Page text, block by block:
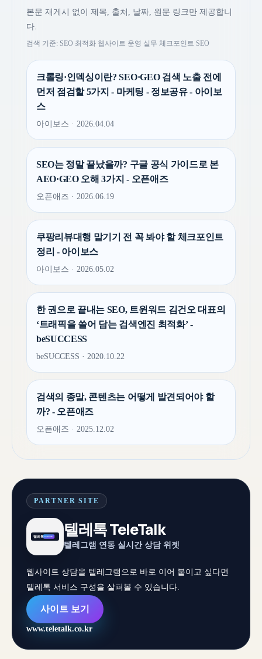
본문 재게시 없이 제목, 출처, 날짜, 원문 링크만 제공합니
다.
검색 기준: SEO 최적화 웹사이트 운영 실무 체크포인트 SEO
크롤링·인덱싱이란? SEO·GEO 검색 노출 전에
먼저 점검할 5가지 - 마케팅 - 정보공유 - 아이보
스
아이보스 · 2026.04.04
SEO는 정말 끝났을까? 구글 공식 가이드로 본
AEO·GEO 오해 3가지 - 오픈애즈
오픈애즈 · 2026.06.19
쿠팡리뷰대행 맡기기 전 꼭 봐야 할 체크포인트
정리 - 아이보스
아이보스 · 2026.05.02
한 권으로 끝내는 SEO, 트윈워드 김건오 대표의
‘트래픽을 쓸어 담는 검색엔진 최적화’ -
beSUCCESS
beSUCCESS · 2020.10.22
검색의 종말, 콘텐츠는 어떻게 발견되어야 할
까? - 오픈애즈
오픈애즈 · 2025.12.02
PARTNER SITE
텔레톡 TeleTalk
텔레그램 연동 실시간 상담 위젯
웹사이트 상담을 텔레그램으로 바로 이어 붙이고 싶다면
텔레톡 서비스 구성을 살펴볼 수 있습니다.
사이트 보기
www.teletalk.co.kr